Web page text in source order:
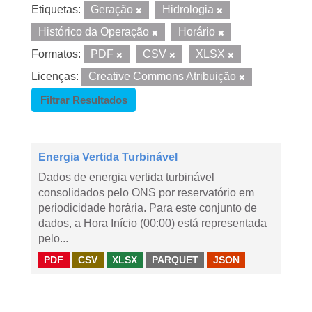
Etiquetas: Geração
Hidrologia
Histórico da Operação
Horário
Formatos:
PDF CSV
XLSX
Licenças:
Creative Commons Atribuição
Filtrar Resultados
Energia Vertida Turbinável
Dados de energia vertida turbinável
consolidados pelo ONS por reservatório em
periodicidade horária. Para este conjunto de
dados, a Hora Início (00:00) está representada
pelo...
PDF CSV XLSX PARQUET JSON